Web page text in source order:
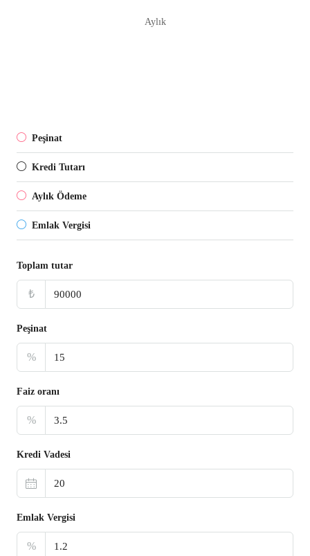
Aylık
Peşinat
Kredi Tutarı
Aylık Ödeme
Emlak Vergisi
Toplam tutar
₺
Peşinat
%
Faiz oranı
%
Kredi Vadesi
Emlak Vergisi
%